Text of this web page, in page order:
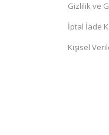
Gizlilik ve
İptal İade
Kişisel